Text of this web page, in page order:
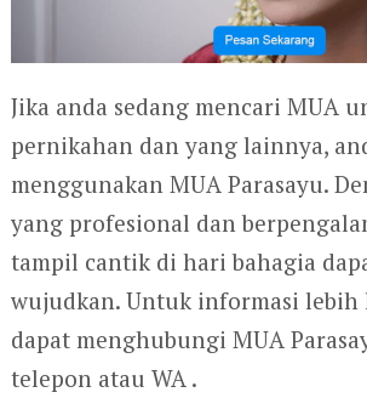
Jika anda sedang mencari MUA
pernikahan dan yang lainnya,
menggunakan MUA Parasayu.
yang profesional dan
tampil cantik di hari bahagia
wujudkan. Untuk informasi lebih
dapat menghubungi MUA
telepon atau WA .